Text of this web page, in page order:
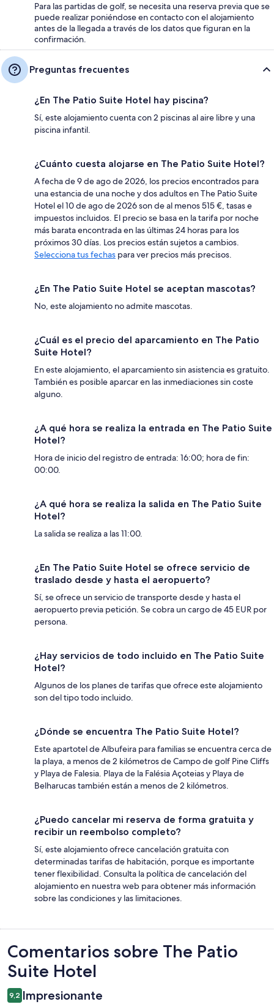
Para las partidas de golf, se necesita una reserva previa que se
puede realizar poniéndose en contacto con el alojamiento
antes de la llegada a través de los datos que figuran en la
confirmación.
Preguntas frecuentes
¿En The Patio Suite Hotel hay piscina?
Sí, este alojamiento cuenta con 2 piscinas al aire libre y una
piscina infantil.
¿Cuánto cuesta alojarse en The Patio Suite Hotel?
A fecha de 9 de ago de 2026, los precios encontrados para
una estancia de una noche y dos adultos en The Patio Suite
Hotel el 10 de ago de 2026 son de al menos 515 €, tasas e
impuestos incluidos. El precio se basa en la tarifa por noche
más barata encontrada en las últimas 24 horas para los
próximos 30 días. Los precios están sujetos a cambios.
Selecciona tus fechas para ver precios más precisos.
¿En The Patio Suite Hotel se aceptan mascotas?
No, este alojamiento no admite mascotas.
¿Cuál es el precio del aparcamiento en The Patio
Suite Hotel?
En este alojamiento, el aparcamiento sin asistencia es gratuito.
También es posible aparcar en las inmediaciones sin coste
alguno.
¿A qué hora se realiza la entrada en The Patio Suite
Hotel?
Hora de inicio del registro de entrada: 16:00; hora de fin:
00:00.
¿A qué hora se realiza la salida en The Patio Suite
Hotel?
La salida se realiza a las 11:00.
¿En The Patio Suite Hotel se ofrece servicio de
traslado desde y hasta el aeropuerto?
Sí, se ofrece un servicio de transporte desde y hasta el
aeropuerto previa petición. Se cobra un cargo de 45 EUR por
persona.
¿Hay servicios de todo incluido en The Patio Suite
Hotel?
Algunos de los planes de tarifas que ofrece este alojamiento
son del tipo todo incluido.
¿Dónde se encuentra The Patio Suite Hotel?
Este apartotel de Albufeira para familias se encuentra cerca de
la playa, a menos de 2 kilómetros de Campo de golf Pine Cliffs
y Playa de Falesia. Playa de la Falésia Açoteias y Playa de
Belharucas también están a menos de 2 kilómetros.
¿Puedo cancelar mi reserva de forma gratuita y
recibir un reembolso completo?
Sí, este alojamiento ofrece cancelación gratuita con
determinadas tarifas de habitación, porque es importante
tener flexibilidad. Consulta la política de cancelación del
alojamiento en nuestra web para obtener más información
sobre las condiciones y las limitaciones.
Comentarios
Comentarios sobre The Patio
Suite Hotel
9,2 Impresionante